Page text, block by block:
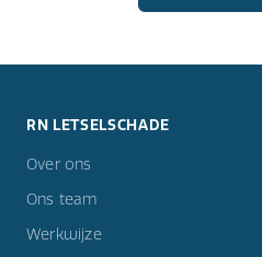
RN LETSELSCHADE
Over ons
Ons team
Werkwijze